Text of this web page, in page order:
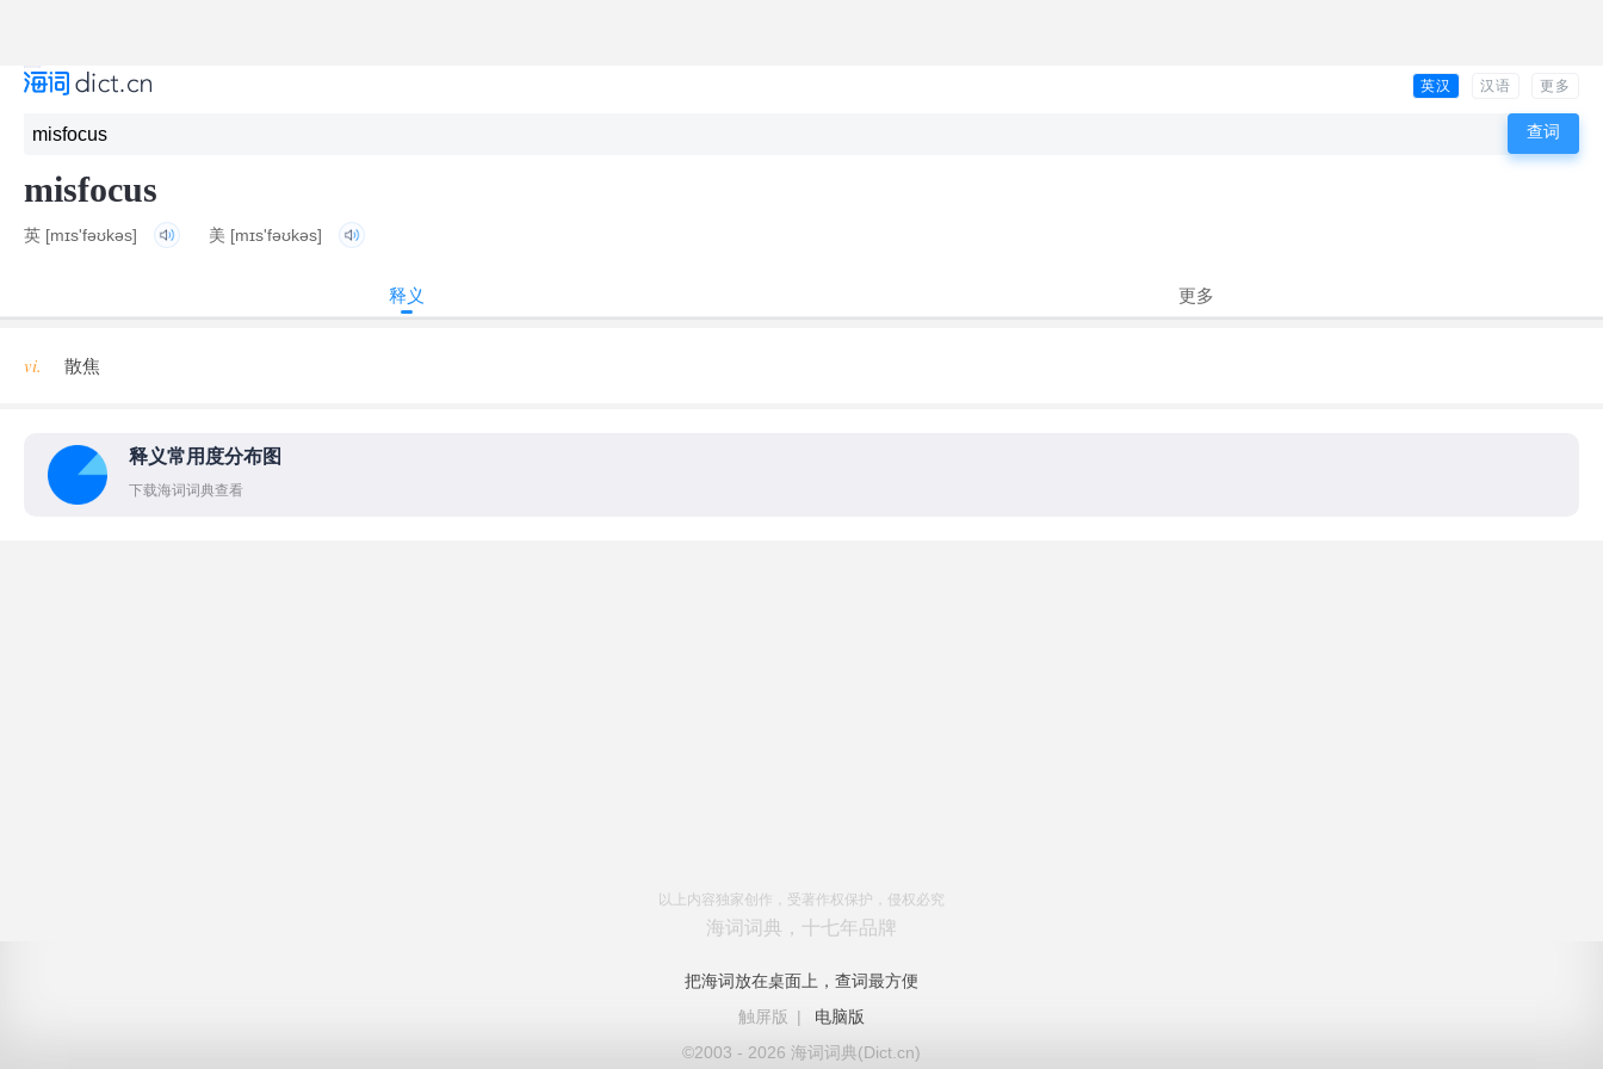
英汉 汉语 更多
misfocus
英 [mɪs'fəʊkəs] 美 [mɪs'fəʊkəs]
释义 更多
vi. 散焦
释义常用度分布图
下载海词词典查看
以上内容独家创作，受著作权保护，侵权必究
海词词典，十七年品牌
把海词放在桌面上，查词最方便
触屏版
|
电脑版
©2003 - 2026 海词词典(Dict.cn)